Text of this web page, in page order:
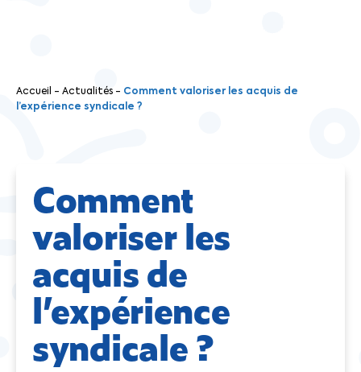
Accueil - Actualités - Comment valoriser les acquis de
l’expérience syndicale ?
Comment
valoriser les
acquis de
l’expérience
syndicale ?